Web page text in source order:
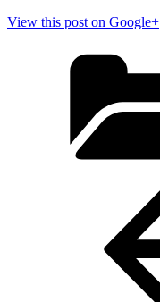
View this post on Google+